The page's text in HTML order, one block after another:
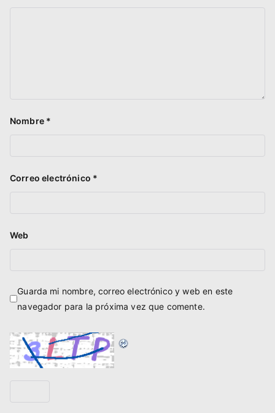
Nombre *
Correo electrónico *
Web
Guarda mi nombre, correo electrónico y web en este
navegador para la próxima vez que comente.